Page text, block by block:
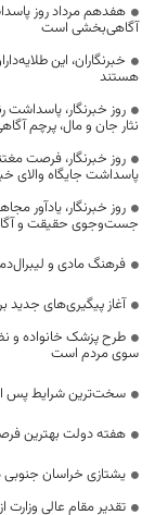
هفدهم مرداد روز
آگاهی‌بخشی است
خبرنگاران، این
هستند
روز خبرنگار،
نثار جان و مال، پرچم
روز خبرنگار، فرصت
پاسداشت جایگاه والای
روز خبرنگار، یادآور
جست‌وجوی حقیقت و
فرهنگ مادی و
آغاز پیگیری‌های جدید
طرح پزشک خانواده و
سوی مردم است
سخت‌ترین شرایط پس از
هفته دولت بهترین
یشتازی خراسان جنوبی
تقدیر مقام عالی